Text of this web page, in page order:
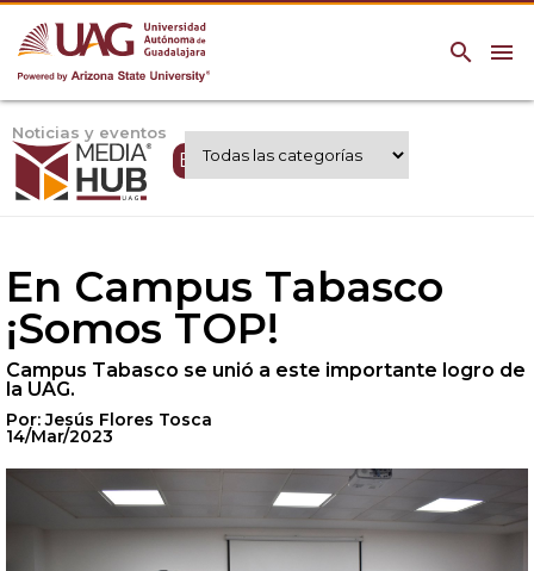
menu
search
Noticias y eventos
Expertos UAG
En Campus Tabasco
¡Somos TOP!
Campus Tabasco se unió a este importante logro de
la UAG.
Por: Jesús Flores Tosca
14/Mar/2023